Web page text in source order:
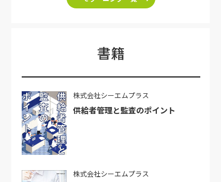
書籍
株式会社シーエムプラス
供給者管理と監査のポイント
株式会社シーエムプラス